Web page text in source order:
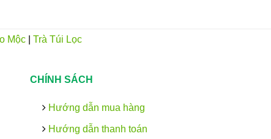
Mộc| Trà Túi Lọc
CHÍNH SÁCH
Hướng dẫn mua hàng
Hướng dẫn thanh toán